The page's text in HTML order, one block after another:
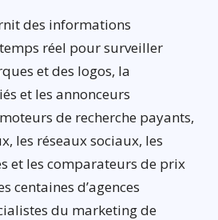
des informations
réel pour surveiller
et des logos, la
et les annonceurs
de recherche payants,
les réseaux sociaux, les
et les comparateurs de prix
centaines d’agences
du marketing de